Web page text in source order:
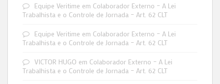
Equipe Veritime em Colaborador Externo – A Lei
Trabalhista e o Controle de Jornada – Art. 62 CLT
Equipe Veritime em Colaborador Externo – A Lei
Trabalhista e o Controle de Jornada – Art. 62 CLT
VICTOR HUGO em Colaborador Externo – A Lei
Trabalhista e o Controle de Jornada – Art. 62 CLT